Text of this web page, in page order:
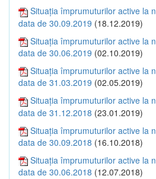
Situația împrumuturilor active la
data de 30.09.2019 (18.12.2019)
Situația împrumuturilor active la
data de 30.06.2019 (02.10.2019)
Situația împrumuturilor active la
data de 31.03.2019 (02.05.2019)
Situația împrumuturilor active la
data de 31.12.2018 (23.01.2019)
Situația împrumuturilor active la
data de 30.09.2018 (16.10.2018)
Situația împrumuturilor active la
data de 30.06.2018 (12.07.2018)